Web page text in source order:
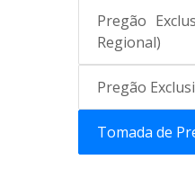
Pregão
Regional)
Pregão
Tomada de